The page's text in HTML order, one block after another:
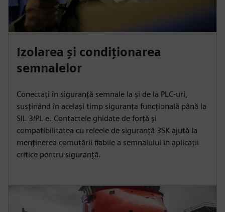
Izolarea și condiționarea
semnalelor
Conectați în siguranță semnale la și de la PLC-uri,
susținând în același timp siguranța funcțională până la
SIL 3/PL e. Contactele ghidate de forță și
compatibilitatea cu releele de siguranță 3SK ajută la
menținerea comutării fiabile a semnalului în aplicații
critice pentru siguranță.